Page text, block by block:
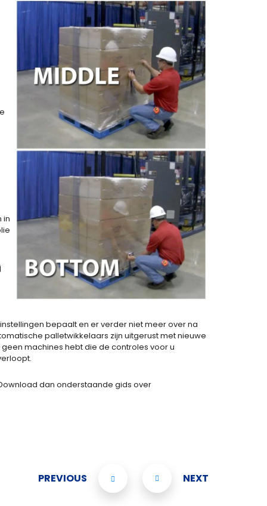
in
bepaalt en er verder niet meer over na
palletwikkelaars zijn uitgerust met nieuwe
machines hebt die de controles voor u
dan onderstaande gids over
PREVIOUS NEXT